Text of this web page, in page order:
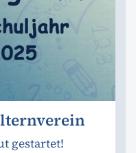
gestartet!